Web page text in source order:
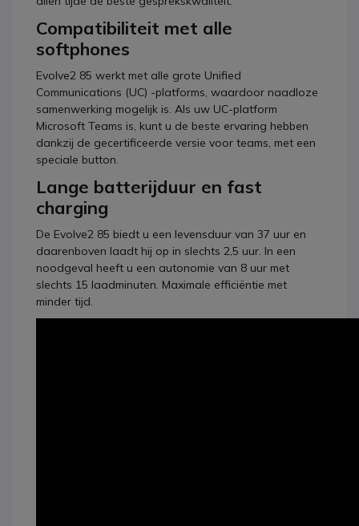
Compatibiliteit met alle
softphones
Evolve2 85 werkt met alle grote Unified
Communications (UC) -platforms, waardoor naadloze
samenwerking mogelijk is. Als uw UC-platform
Microsoft Teams is, kunt u de beste ervaring hebben
dankzij de gecertificeerde versie voor teams, met een
speciale button.
Lange batterijduur en fast
charging
De Evolve2 85 biedt u een levensduur van 37 uur en
daarenboven laadt hij op in slechts 2,5 uur. In een
noodgeval heeft u een autonomie van 8 uur met
slechts 15 laadminuten. Maximale efficiëntie met
minder tijd.